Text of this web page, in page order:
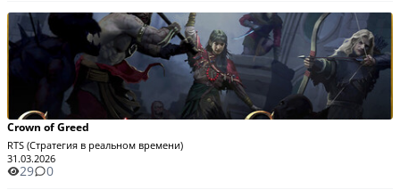
Crown of Greed
RTS (Стратегия в реальном времени)
31.03.2026
29 0